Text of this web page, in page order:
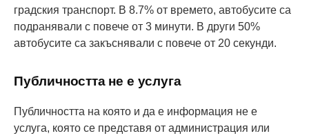
градския транспорт. В 8.7% от времето, автобусите са
подранявали с повече от 3 минути. В други 50%
автобусите са закъснявали с повече от 20 секунди.
Публичността не е услуга
Публичността на която и да е информация не е
услуга, която се представя от администрация или